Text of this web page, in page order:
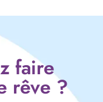
faire
rêve ?